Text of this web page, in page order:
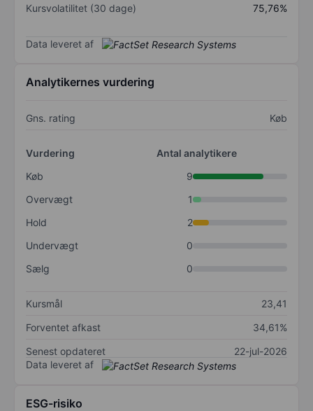
Kursvolatilitet (30 dage)
75,76%
Data leveret af
Analytikernes vurdering
Gns. rating Køb
Vurdering
Antal analytikere
Køb
9
Overvægt
1
Hold
2
Undervægt
0
Sælg
0
Kursmål
23,41
Forventet afkast
34,61%
Senest opdateret
22-jul-2026
Data leveret af
ESG-risiko